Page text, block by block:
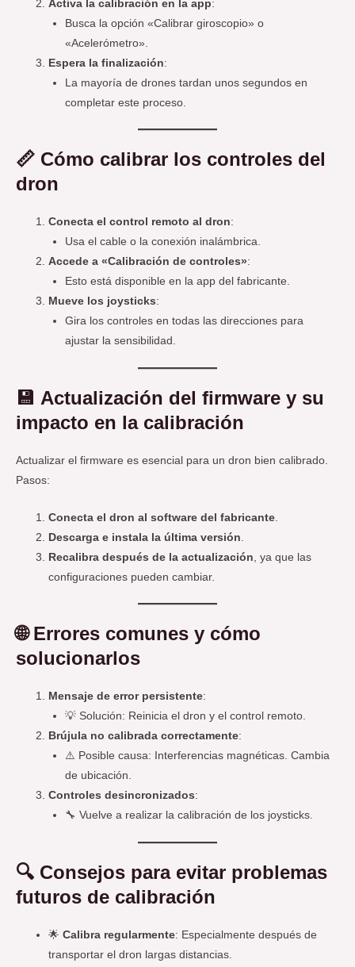
Activa la calibración en la app:
Busca la opción «Calibrar giroscopio» o
«Acelerómetro».
Espera la finalización:
La mayoría de drones tardan unos segundos en
completar este proceso.
📏 Cómo calibrar los controles del
dron
Conecta el control remoto al dron:
Usa el cable o la conexión inalámbrica.
Accede a «Calibración de controles»:
Esto está disponible en la app del fabricante.
Mueve los joysticks:
Gira los controles en todas las direcciones para
ajustar la sensibilidad.
💾 Actualización del firmware y su
impacto en la calibración
Actualizar el firmware es esencial para un dron bien calibrado.
Pasos:
Conecta el dron al software del fabricante
Descarga e instala la última versión
Recalibra después de la actualización , ya que las
configuraciones pueden cambiar.
🌐Errores comunes y cómo
solucionarlos
Mensaje de error persistente:
💡 Solución: Reinicia el dron y el control remoto.
Brújula no calibrada correctamente:
⚠️ Posible causa: Interferencias magnéticas. Cambia
de ubicación.
Controles desincronizados:
🔧 Vuelve a realizar la calibración de los joysticks.
🔍 Consejos para evitar problemas
futuros de calibración
🌟Calibra regularmente: Especialmente después de
transportar el dron largas distancias.